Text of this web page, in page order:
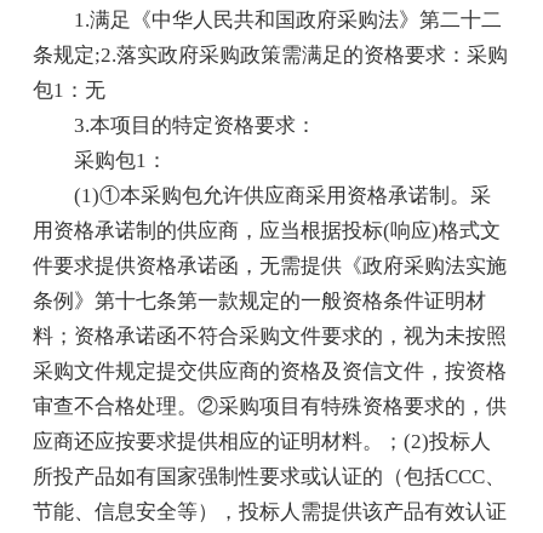
1.满足《中华人民共和国政府采购法》第二十二
条规定;2.落实政府采购政策需满足的资格要求：采购
包1：无
3.本项目的特定资格要求：
采购包1：
(1)①本采购包允许供应商采用资格承诺制。采
用资格承诺制的供应商，应当根据投标(响应)格式文
件要求提供资格承诺函，无需提供《政府采购法实施
条例》第十七条第一款规定的一般资格条件证明材
料；资格承诺函不符合采购文件要求的，视为未按照
采购文件规定提交供应商的资格及资信文件，按资格
审查不合格处理。②采购项目有特殊资格要求的，供
应商还应按要求提供相应的证明材料。；(2)投标人
所投产品如有国家强制性要求或认证的（包括CCC、
节能、信息安全等），投标人需提供该产品有效认证